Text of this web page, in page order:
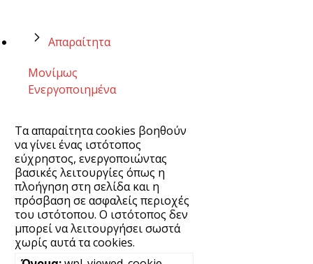
Απαραίτητα
Μονίμως
Ενεργοποιημένα
Τα απαραίτητα cookies βοηθούν
να γίνει ένας ιστότοπος
εύχρηστος, ενεργοποιώντας
βασικές λειτουργίες όπως η
πλοήγηση στη σελίδα και η
πρόσβαση σε ασφαλείς περιοχές
του ιστότοπου. Ο ιστότοπος δεν
μπορεί να λειτουργήσει σωστά
χωρίς αυτά τα cookies.